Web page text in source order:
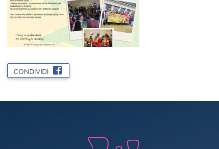
CONDIVIDI